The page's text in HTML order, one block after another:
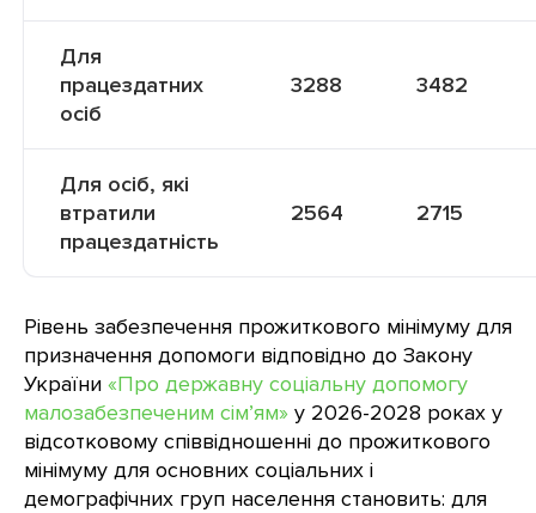
Для
працездатних
осіб
3288 3482
Для осіб, які
втратили
працездатність
2564 2715
Рівень забезпечення прожиткового мінімуму для
призначення допомоги відповідно до Закону
України «Про державну соціальну допомогу
малозабезпеченим сім’ям» у 2026-2028 роках у
відсотковому співвідношенні до прожиткового
мінімуму для основних соціальних і
демографічних груп населення становить: для